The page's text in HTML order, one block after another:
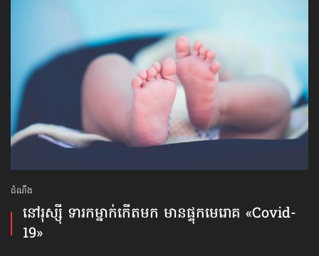
ដំណឹង
នៅរុស្ស៊ី ទារកម្នាក់​កើតមក មានផ្ទុក​មេរោគ «Covid-
19»